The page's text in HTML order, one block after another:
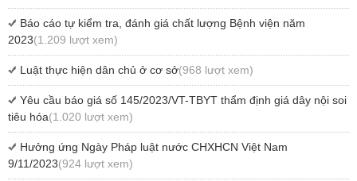
Báo cáo tự kiểm tra, đánh giá chất lượng Bệnh viện năm
2023(1.209 lượt xem)
Luật thực hiện dân chủ ở cơ sở(968 lượt xem)
Yêu cầu báo giá số 145/2023/VT-TBYT thẩm định giá dây nội soi
tiêu hóa(1.020 lượt xem)
Hưởng ứng Ngày Pháp luật nước CHXHCN Việt Nam
9/11/2023(924 lượt xem)